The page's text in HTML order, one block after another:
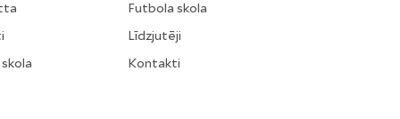
Futbola skola
Līdzjutēji
Kontakti